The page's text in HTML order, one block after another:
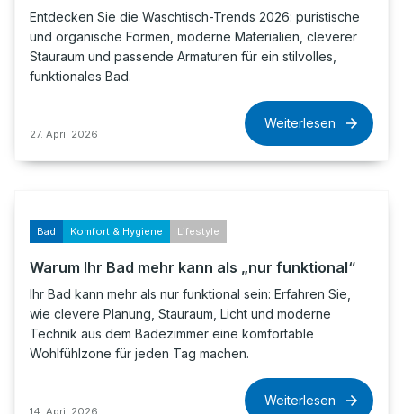
Entdecken Sie die Waschtisch-Trends 2026: puristische
und organische Formen, moderne Materialien, cleverer
Stauraum und passende Armaturen für ein stilvolles,
funktionales Bad.
27. April 2026
Weiterlesen
Bad Komfort & Hygiene Lifestyle
Warum Ihr Bad mehr kann als „nur funktional“
Ihr Bad kann mehr als nur funktional sein: Erfahren Sie,
wie clevere Planung, Stauraum, Licht und moderne
Technik aus dem Badezimmer eine komfortable
Wohlfühlzone für jeden Tag machen.
14. April 2026
Weiterlesen